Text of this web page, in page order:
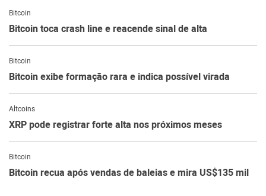
Bitcoin
Bitcoin toca crash line e reacende sinal de alta
Bitcoin
Bitcoin exibe formação rara e indica possível virada
Altcoins
XRP pode registrar forte alta nos próximos meses
Bitcoin
Bitcoin recua após vendas de baleias e mira US$135 mil